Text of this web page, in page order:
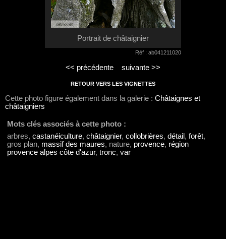
Portrait de châtaignier
Réf : ab041211020
<< précédente suivante >>
RETOUR VERS LES VIGNETTES
Cette photo figure également dans la galerie : Châtaignes et
châtaigniers
Mots clés associés à cette photo :
arbres, castanéiculture, châtaignier, collobrières, détail , forêt,
gros plan, massif des maures, nature, provence, région
provence alpes côte d'azur, tronc, var